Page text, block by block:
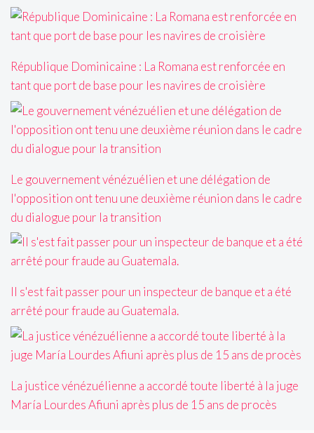
République Dominicaine : La Romana est renforcée en
tant que port de base pour les navires de croisière
Le gouvernement vénézuélien et une délégation de
l'opposition ont tenu une deuxième réunion dans le cadre
du dialogue pour la transition
Il s'est fait passer pour un inspecteur de banque et a été
arrêté pour fraude au Guatemala.
La justice vénézuélienne a accordé toute liberté à la juge
María Lourdes Afiuni après plus de 15 ans de procès